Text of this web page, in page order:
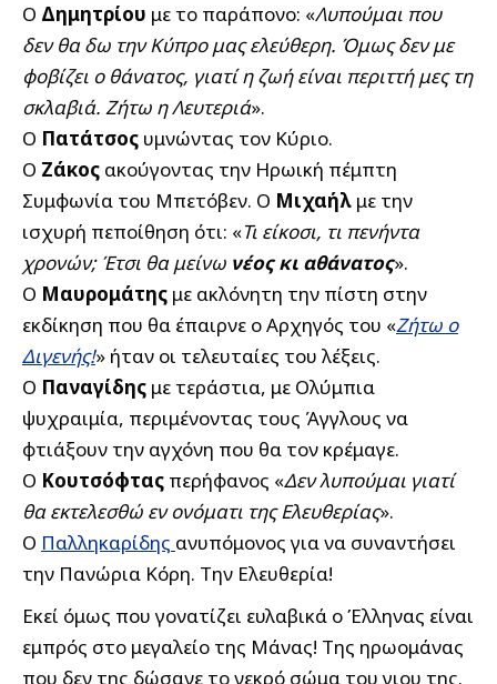
Ο Δημητρίου με το παράπονο: «Λυπούμαι που
δεν θα δω την Κύπρο μας ελεύθερη. Όμως δεν με
φοβίζει ο θάνατος, γιατί η ζωή είναι περιττή μες τη
σκλαβιά. Ζήτω η Λευτεριά».
Ο Πατάτσος υμνώντας τον Κύριο.
Ο Ζάκος ακούγοντας την Ηρωική πέμπτη
Συμφωνία του Μπετόβεν. Ο Μιχαήλ με την
ισχυρή πεποίθηση ότι: «Τι είκοσι, τι πενήντα
χρονών; Έτσι θα μείνω νέος κι αθάνατος».
Ο Μαυρομάτης με ακλόνητη την πίστη στην
εκδίκηση που θα έπαιρνε ο Αρχηγός του «Ζήτω ο
Διγενής!» ήταν οι τελευταίες του λέξεις.
Ο Παναγίδης με τεράστια, με Ολύμπια
ψυχραιμία, περιμένοντας τους Άγγλους να
φτιάξουν την αγχόνη που θα τον κρέμαγε.
Ο Κουτσόφτας περήφανος «Δεν λυπούμαι γιατί
θα εκτελεσθώ εν ονόματι της Ελευθερίας».
Ο Παλληκαρίδης ανυπόμονος για να συναντήσει
την Πανώρια Κόρη. Την Ελευθερία!
Εκεί όμως που γονατίζει ευλαβικά ο Έλληνας είναι
εμπρός στο μεγαλείο της Μάνας! Της ηρωομάνας
που δεν της δώσανε το νεκρό σώμα του γιου της.